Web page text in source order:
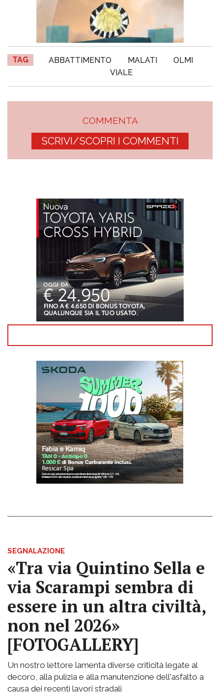
TAG ABBATTIMENTO MALATI
OLMI
VIALE
COMMENTA
SCRIVI/SCOPRI I COMMENTI
SEGNALAZIONE
«Tra via Quintino Sella e
via Scarampi sembra di
essere in un altra civiltà,
non nel 2026»
[FOTOGALLERY]
Un nostro lettore lamenta diverse criticità legate al
decoro, alla pulizia e alla manutenzione dell'asfalto a
causa dei recenti lavori stradali